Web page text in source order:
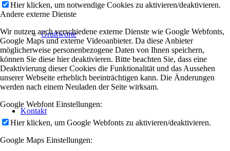
Grußworte
Kontakt
Hier klicken, um notwendige Cookies zu aktivieren/deaktivieren.
Andere externe Dienste
Wir nutzen auch verschiedene externe Dienste wie Google Webfonts,
Google Maps und externe Videoanbieter. Da diese Anbieter
möglicherweise personenbezogene Daten von Ihnen speichern,
können Sie diese hier deaktivieren. Bitte beachten Sie, dass eine
Deaktivierung dieser Cookies die Funktionalität und das Aussehen
unserer Webseite erheblich beeinträchtigen kann. Die Änderungen
werden nach einem Neuladen der Seite wirksam.
Google Webfont Einstellungen:
Hier klicken, um Google Webfonts zu aktivieren/deaktivieren.
Google Maps Einstellungen: